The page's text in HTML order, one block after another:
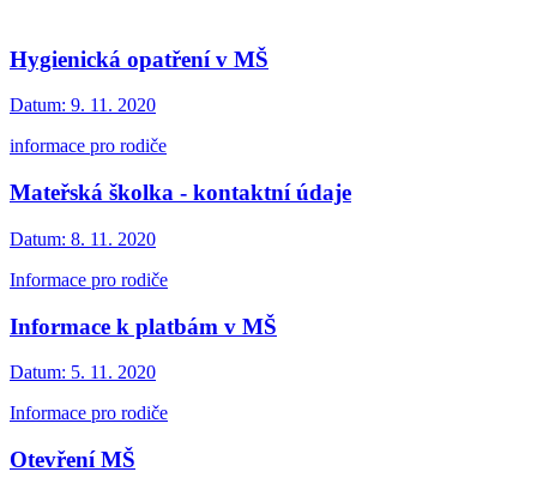
Hygienická opatření v MŠ
Datum: 9. 11. 2020
informace pro rodiče
Mateřská školka - kontaktní údaje
Datum: 8. 11. 2020
Informace pro rodiče
Informace k platbám v MŠ
Datum: 5. 11. 2020
Informace pro rodiče
Otevření MŠ